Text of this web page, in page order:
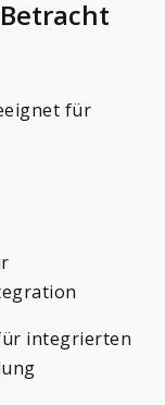
für
integrierten